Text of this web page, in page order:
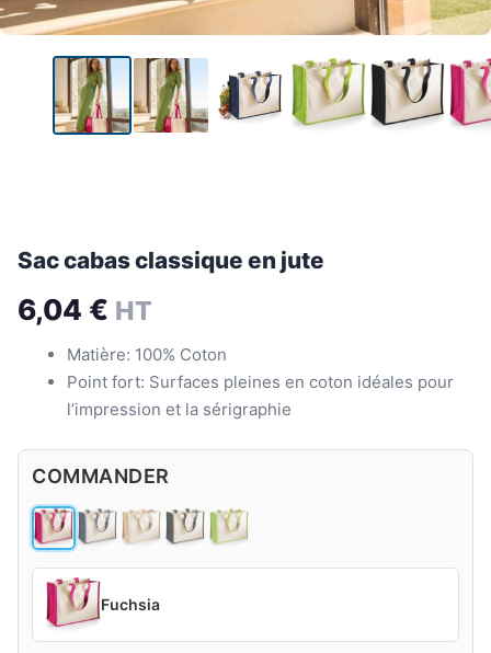
Sac cabas classique en jute
6,04 € HT
Matière: 100% Coton
Point fort: Surfaces pleines en coton idéales pour
l’impression et la sérigraphie
COMMANDER
Fuchsia